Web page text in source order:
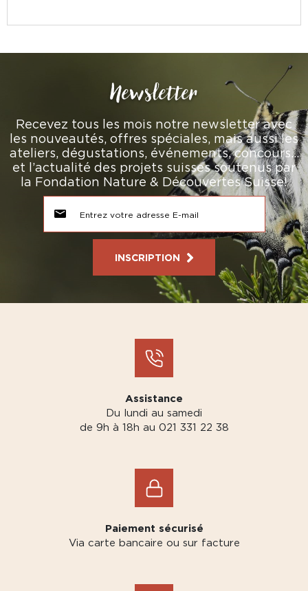
Newsletter
Recevez tous les mois notre newsletter avec
les nouveautés, offres spéciales, mais aussi les
ateliers, dégustations, événements, concours…
et l’actualité des projets suisses soutenus par
la Fondation Nature & Découvertes Suisse!
INSCRIPTION
Assistance
Du lundi au samedi
de 9h à 18h au 021 331 22 38
Paiement sécurisé
Via carte bancaire ou sur facture